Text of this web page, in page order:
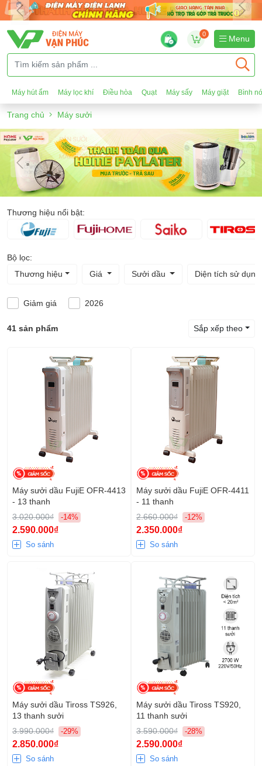
0
Menu
Máy hút ẩm Máy lọc khí Điều hòa Quạt Máy sấy Máy giặt Bình
Trang chủ Máy sưởi
Thương hiệu nổi bật:
Bộ lọc:
Thương hiệu
Giá Sưởi dầu Diện tích sử dụng
Giảm giá 2026
41 sản phẩm Sắp xếp theo
Máy sưởi dầu FujiE OFR-4413
- 13 thanh
3.020.000₫
-14%
2.590.000₫
So sánh
Máy sưởi dầu FujiE OFR-4411
- 11 thanh
2.660.000₫
-12%
2.350.000₫
So sánh
Máy sưởi dầu Tiross TS926,
13 thanh sưởi
3.990.000₫
-29%
2.850.000₫
So sánh
Máy sưởi dầu Tiross TS920,
11 thanh sưởi
3.590.000₫
-28%
2.590.000₫
So sánh